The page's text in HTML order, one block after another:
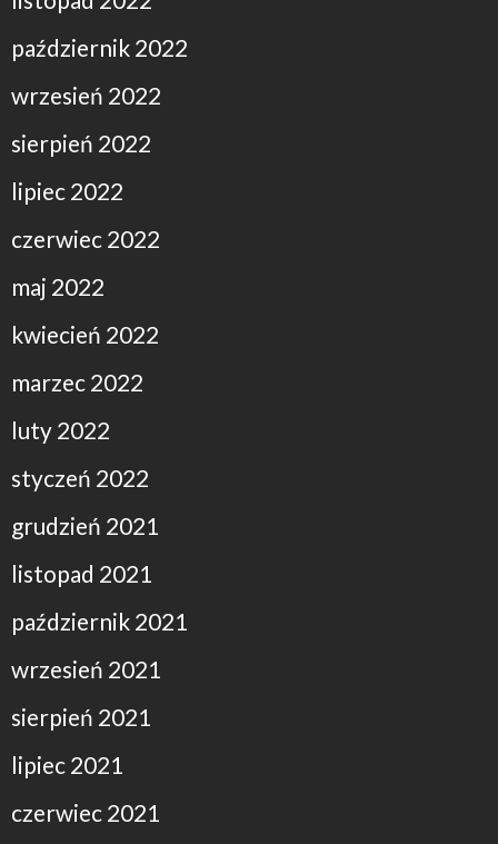
październik 2022
wrzesień 2022
sierpień 2022
lipiec 2022
czerwiec 2022
maj 2022
kwiecień 2022
marzec 2022
luty 2022
styczeń 2022
grudzień 2021
listopad 2021
październik 2021
wrzesień 2021
sierpień 2021
lipiec 2021
czerwiec 2021